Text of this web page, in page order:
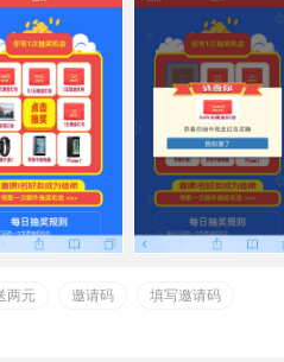
两元 邀请码 填写邀请码